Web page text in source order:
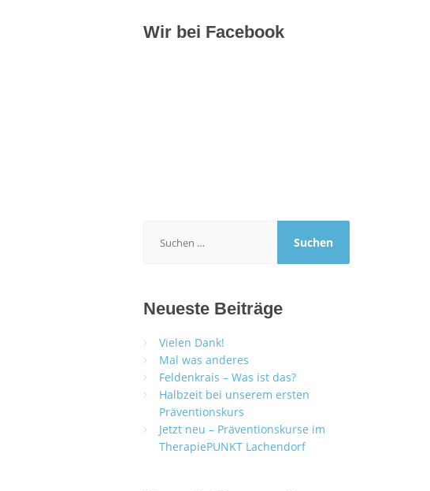
Wir bei Facebook
nach:
Neueste Beiträge
Vielen Dank!
Mal was anderes
Feldenkrais – Was ist das?
Halbzeit bei unserem ersten
Präventionskurs
Jetzt neu – Präventionskurse im
TherapiePUNKT Lachendorf